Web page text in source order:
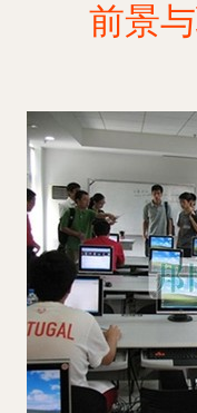
前景